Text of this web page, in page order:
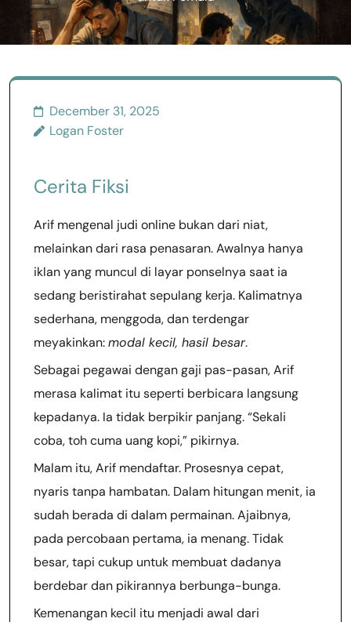
December 31, 2025
Logan Foster
Cerita Fiksi
Arif mengenal judi online bukan dari niat,
melainkan dari rasa penasaran. Awalnya hanya
iklan yang muncul di layar ponselnya saat ia
sedang beristirahat sepulang kerja. Kalimatnya
sederhana, menggoda, dan terdengar
meyakinkan:modal kecil, hasil besar.
Sebagai pegawai dengan gaji pas-pasan, Arif
merasa kalimat itu seperti berbicara langsung
kepadanya. Ia tidak berpikir panjang. “Sekali
coba, toh cuma uang kopi,” pikirnya.
Malam itu, Arif mendaftar. Prosesnya cepat,
nyaris tanpa hambatan. Dalam hitungan menit, ia
sudah berada di dalam permainan. Ajaibnya,
pada percobaan pertama, ia menang. Tidak
besar, tapi cukup untuk membuat dadanya
berdebar dan pikirannya berbunga-bunga.
Kemenangan kecil itu menjadi awal dari